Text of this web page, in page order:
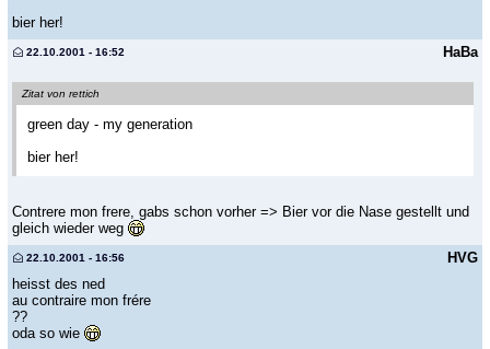
bier her!
HaBa
22.10.2001 - 16:52
Zitat von rettich
green day - my generation
bier her!
Contrere mon frere, gabs schon vorher => Bier vor die Nase gestellt und
gleich wieder weg
HVG
22.10.2001 - 16:56
heisst des ned
au contraire mon frére
??
oda so wie